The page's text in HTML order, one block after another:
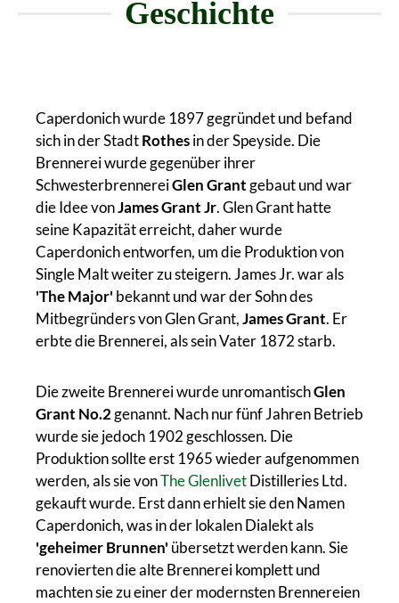
Geschichte
Caperdonich wurde 1897 gegründet und befand
sich in der StadtRothesin der Speyside. Die
Brennerei wurde gegenüber ihrer
SchwesterbrennereiGlen Grantgebaut und war
die Idee vonJames Grant Jr. Glen Grant hatte
seine Kapazität erreicht, daher wurde
Caperdonich entworfen, um die Produktion von
Single Malt weiter zu steigern. James Jr. war als
'The Major' bekannt und war der Sohn des
Mitbegründers von Glen Grant,James Grant. Er
erbte die Brennerei, als sein Vater 1872 starb.
Die zweite Brennerei wurde unromantischGlen
Grant No.2genannt. Nach nur fünf Jahren Betrieb
wurde sie jedoch 1902 geschlossen. Die
Produktion sollte erst 1965 wieder aufgenommen
werden, als sie vonThe GlenlivetDistilleries Ltd.
gekauft wurde. Erst dann erhielt sie den Namen
Caperdonich, was in der lokalen Dialekt als
'geheimer Brunnen' übersetzt werden kann. Sie
renovierten die alte Brennerei komplett und
machten sie zu einer der modernsten Brennereien